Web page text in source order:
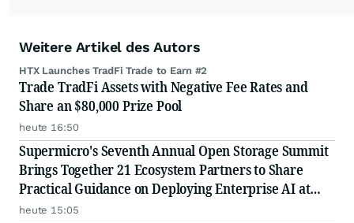
Weitere Artikel des Autors
HTX Launches TradFi Trade to Earn #2
Trade TradFi Assets with Negative Fee Rates and
Share an $80,000 Prize Pool
heute 16:50
Supermicro's Seventh Annual Open Storage Summit
Brings Together 21 Ecosystem Partners to Share
Practical Guidance on Deploying Enterprise AI at
Scale
heute 15:05